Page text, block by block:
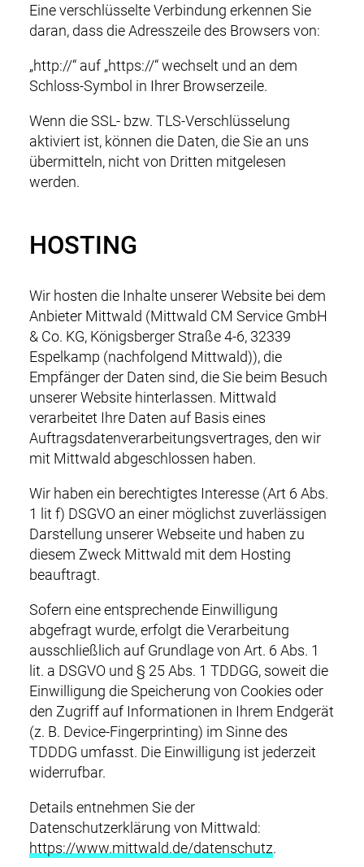
Eine verschlüsselte Verbindung erkennen Sie
daran, dass die Adresszeile des Browsers von:
„http://“ auf „https://“ wechselt und an dem
Schloss-Symbol in Ihrer Browserzeile.
Wenn die SSL- bzw. TLS-Verschlüsselung
aktiviert ist, können die Daten, die Sie an uns
übermitteln, nicht von Dritten mitgelesen
werden.
HOSTING
Wir hosten die Inhalte unserer Website bei dem
Anbieter Mittwald (Mittwald CM Service GmbH
& Co. KG, Königsberger Straße 4-6, 32339
Espelkamp (nachfolgend Mittwald)), die
Empfänger der Daten sind, die Sie beim Besuch
unserer Website hinterlassen. Mittwald
verarbeitet Ihre Daten auf Basis eines
Auftragsdatenverarbeitungsvertrages, den wir
mit Mittwald abgeschlossen haben.
Wir haben ein berechtigtes Interesse (Art 6 Abs.
1 lit f) DSGVO an einer möglichst zuverlässigen
Darstellung unserer Webseite und haben zu
diesem Zweck Mittwald mit dem Hosting
beauftragt.
Sofern eine entsprechende Einwilligung
abgefragt wurde, erfolgt die Verarbeitung
ausschließlich auf Grundlage von Art. 6 Abs. 1
lit. a DSGVO und § 25 Abs. 1 TDDGG, soweit die
Einwilligung die Speicherung von Cookies oder
den Zugriff auf Informationen in Ihrem Endgerät
(z. B. Device-Fingerprinting) im Sinne des
TDDDG umfasst. Die Einwilligung ist jederzeit
widerrufbar.
Details entnehmen Sie der
Datenschutzerklärung von Mittwald:
https://www.mittwald.de/datenschutz.